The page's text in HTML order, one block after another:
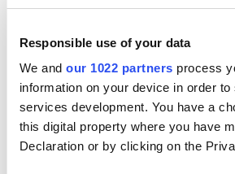
Responsible use of your data
We and our 1022 partners process
information on your device in order
services development. You have a
this digital property where you have
Declaration or by clicking on the